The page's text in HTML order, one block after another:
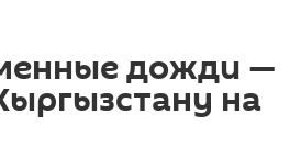
дожди —
на